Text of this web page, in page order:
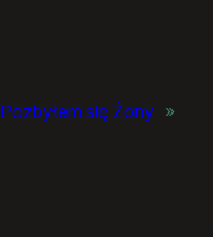
Pozbyłem się Żony »